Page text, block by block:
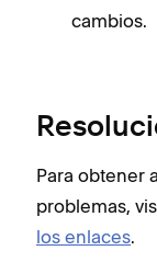
cambios.
Para obtener
problemas,
los enlaces.